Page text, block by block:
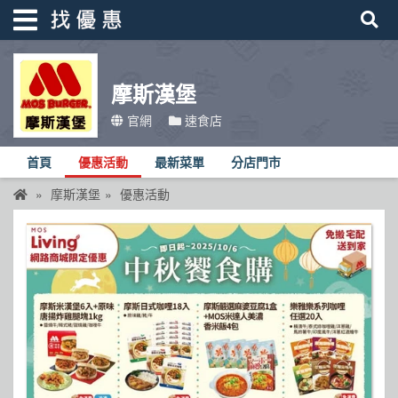
摩斯漢堡
官網 速食店
首頁 優惠活動 最新菜單 分店門市
摩斯漢堡 優惠活動
找優惠
首頁
優惠活動
折價卷
線上DM
找菜單
品牌總覽